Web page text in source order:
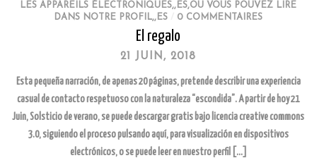
LES APPAREILS ÉLECTRONIQUES,,ES,OU VOUS POUVEZ LIRE
DANS NOTRE PROFIL,,ES
0 COMMENTAIRES
El regalo
21 JUIN, 2018
Esta pequeña narración, de apenas 20 páginas, pretende describir una experiencia
casual de contacto respetuoso con la naturaleza “escondida”. A partir de hoy 21
Juin, Solsticio de verano, se puede descargar gratis bajo licencia creative commons
3.0, siguiendo el proceso pulsando aquí, para visualización en dispositivos
electrónicos, o se puede leer en nuestro perfil […]